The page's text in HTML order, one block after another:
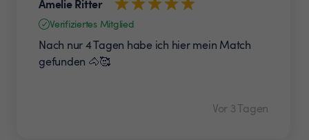
Amelie Ritter
Verifiziertes Mitglied
Nach nur 4 Tagen habe ich hier mein Match
gefunden 🐴🥰
Vor 3 Tagen